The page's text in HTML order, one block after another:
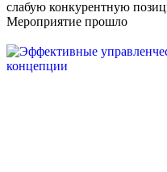
слабую конкурентную
Мероприятие прошло